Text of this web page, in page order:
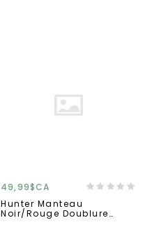
49,99$CA
Hunter Manteau
Noir/rouge Doublure